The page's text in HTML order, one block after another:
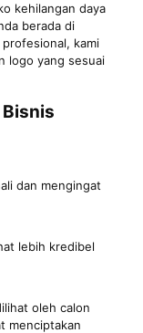
kehilangan daya
berada di
kami
logo yang sesuai
dan mengingat
lebih kredibel
oleh calon
menciptakan